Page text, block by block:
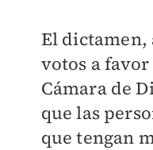
El dictamen,
votos a
Cámara de
que las
que tengan